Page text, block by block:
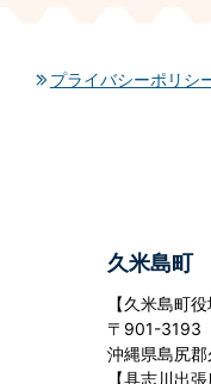
プライバシーポリシ
久米島町
【久米島町役
〒901-3193
沖縄県島尻
【具志川出張